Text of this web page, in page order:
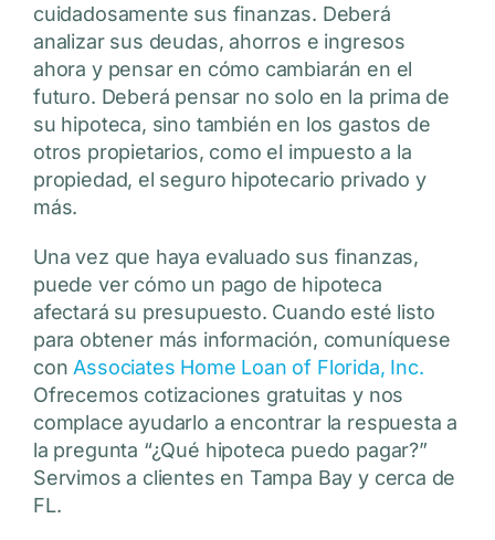
cuidadosamente sus finanzas. Deberá
analizar sus deudas, ahorros e ingresos
ahora y pensar en cómo cambiarán en el
futuro. Deberá pensar no solo en la prima de
su hipoteca, sino también en los gastos de
otros propietarios, como el impuesto a la
propiedad, el seguro hipotecario privado y
más.
Una vez que haya evaluado sus finanzas,
puede ver cómo un pago de hipoteca
afectará su presupuesto. Cuando esté listo
para obtener más información, comuníquese
conAssociates Home Loan of Florida, Inc.
Ofrecemos cotizaciones gratuitas y nos
complace ayudarlo a encontrar la respuesta a
la pregunta “¿Qué hipoteca puedo pagar?”
Servimos a clientes en Tampa Bay y cerca de
FL.